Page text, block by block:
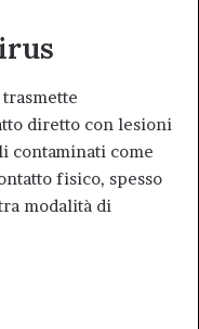
diretto con lesioni
contaminati come
fisico, spesso
modalità di